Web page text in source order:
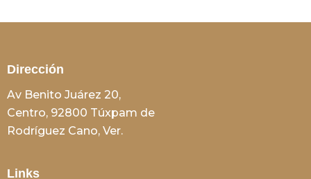
Dirección
Av Benito Juárez 20,
Centro, 92800 Túxpam de
Rodríguez Cano, Ver.
Links